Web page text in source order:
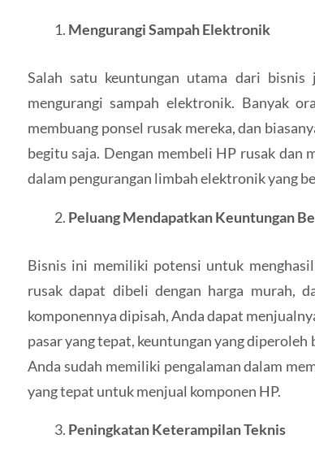
Mengurangi Sampah Elektronik
Salah satu keuntungan utama dari
mengurangi sampah elektronik. Banyak
membuang ponsel rusak mereka, dan
begitu saja. Dengan membeli HP rusak dan
dalam pengurangan limbah elektronik yang
Peluang Mendapatkan Keuntungan
Bisnis ini memiliki potensi untuk
rusak dapat dibeli dengan harga murah,
komponennya dipisah, Anda dapat
pasar yang tepat, keuntungan yang
Anda sudah memiliki pengalaman dalam
yang tepat untuk menjual komponen HP.
Peningkatan Keterampilan Teknis